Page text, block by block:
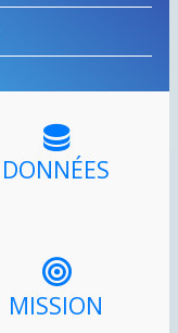
DONNÉES
MISSION